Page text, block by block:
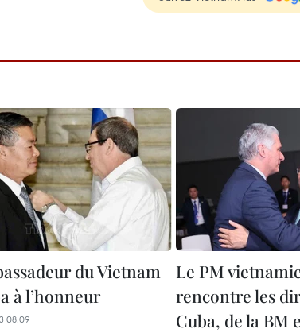
du Vietnam
à l’honneur
08:09
Le PM
rencontre les
Cuba, de la BM